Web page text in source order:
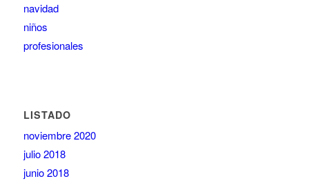
navidad
niños
profesionales
LISTADO
noviembre 2020
julio 2018
junio 2018